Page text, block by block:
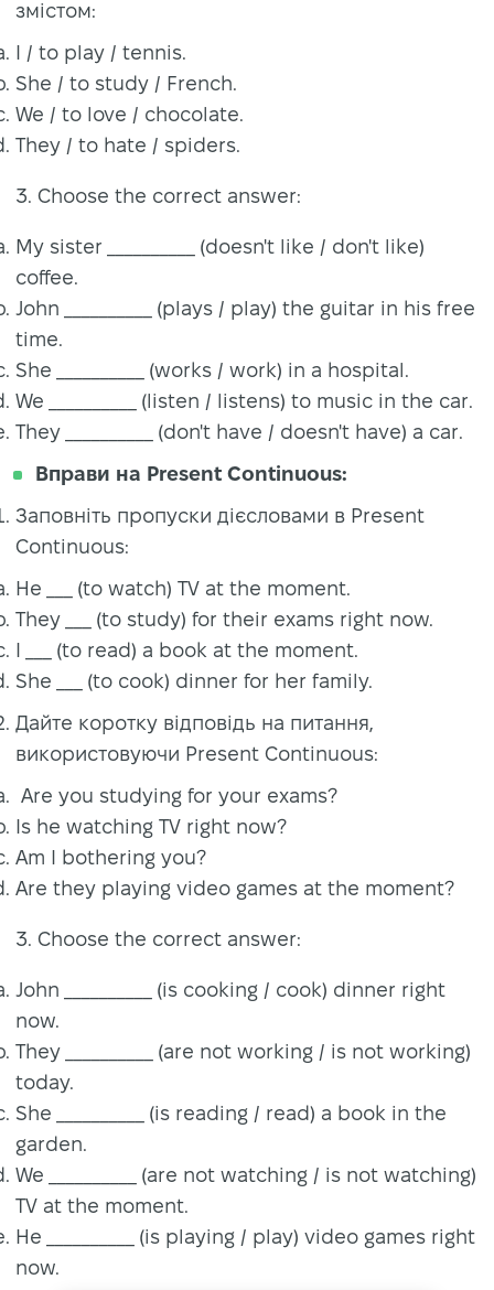
змістом:
I / to play / tennis.
She / to study / French.
We / to love / chocolate.
They / to hate / spiders.
3. Choose the correct answer:
My sister __________ (doesn't like / don't like)
coffee.
John __________ (plays / play) the guitar in his free
time.
She __________ (works / work) in a hospital.
We __________ (listen / listens) to music in the car.
They __________ (don't have / doesn't have) a car.
Вправи на Present Continuous:
Заповніть пропуски дієсловами в Present
Continuous:
He ___ (to watch) TV at the moment.
They ___ (to study) for their exams right now.
I ___ (to read) a book at the moment.
She ___ (to cook) dinner for her family.
Дайте коротку відповідь на питання,
використовуючи Present Continuous:
Are you studying for your exams?
Is he watching TV right now?
Am I bothering you?
Are they playing video games at the moment?
3. Choose the correct answer:
John __________ (is cooking / cook) dinner right
now.
They __________ (are not working / is not working)
today.
She __________ (is reading / read) a book in the
garden.
We __________ (are not watching / is not watching)
TV at the moment.
He __________ (is playing / play) video games right
now.